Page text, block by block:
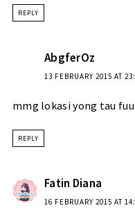
REPLY
AbgferOz
13 FEBRUARY 2015 AT
mmg lokasi yong tau
REPLY
Fatin Diana
16 FEBRUARY 2015 AT